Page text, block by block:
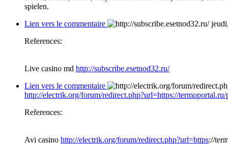
spielen.
Lien vers le commentaire
References:
Live casino md http://subscribe.esetnod32.ru/
Lien vers le commentaire
http://electrik.org/forum/redirect.php?url=https://
References:
Avi casino http://electrik.org/forum/redirect.php?url=https://